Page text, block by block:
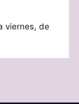
viernes, de